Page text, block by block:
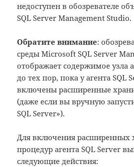
недоступен в обозревателе
SQL Server Management Studio.
Обратите внимание:
среды Microsoft SQL Server
отображает содержимое узла
до тех пор, пока у агента SQL
включены расширенные
(даже если вы вручную
SQL Server»).
Для включения расширенных
процедур агента SQL Server
следующие действия: